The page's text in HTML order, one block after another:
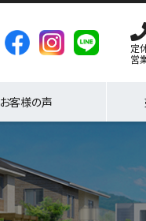
定
営
お客様の声